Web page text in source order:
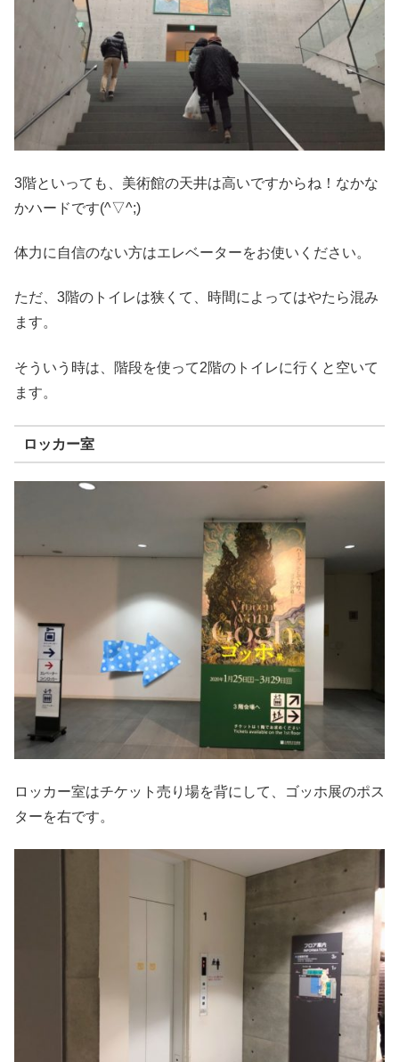
3階といっても、美術館の天井は高いですからね！なかな
かハードです(^▽^;)
体力に自信のない方はエレベーターをお使いください。
ただ、3階のトイレは狭くて、時間によってはやたら混み
ます。
そういう時は、階段を使って2階のトイレに行くと空いて
ます。
ロッカー室
ロッカー室はチケット売り場を背にして、ゴッホ展のポス
ターを右です。